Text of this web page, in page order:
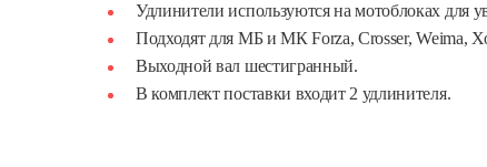
Удлинители используются на мотоблоках для
Подходят для МБ и МК Forza, Crosser, Weima,
Выходной вал шестигранный.
В комплект поставки входит 2 удлинителя.